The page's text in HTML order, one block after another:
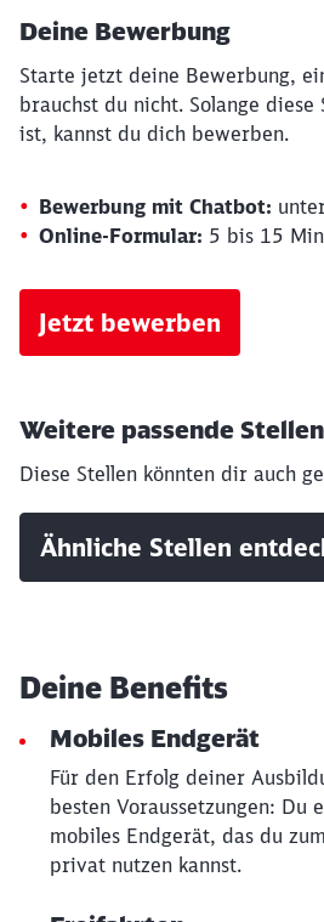
Deine Bewerbung
Starte jetzt deine Bewerbung,
brauchst du nicht. Solange
ist, kannst du dich bewerben.
Bewerbung mit Chatbot:
Online-Formular: 5 bis 15
Jetzt bewerben
Weitere passende Stellen
Diese Stellen könnten dir auch
Ähnliche Stellen
Deine Benefits
Mobiles Endgerät
Für den Erfolg deiner
besten Voraussetzungen: Du
mobiles Endgerät, das du
privat nutzen kannst.